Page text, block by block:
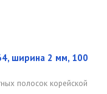
ширина 2 мм, 100
полосок корейской